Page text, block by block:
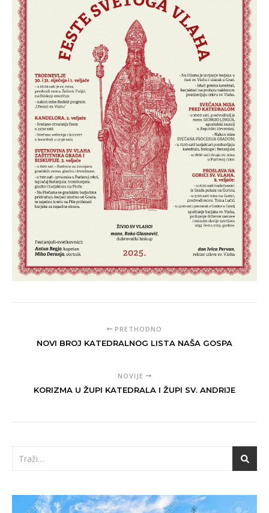
PRETHODNO
NOVI BROJ KATEDRALNOG LISTA NAŠA GOSPA
NOVIJE
KORIZMA U ŽUPI KATEDRALA I ŽUPI SV. ANDRIJE